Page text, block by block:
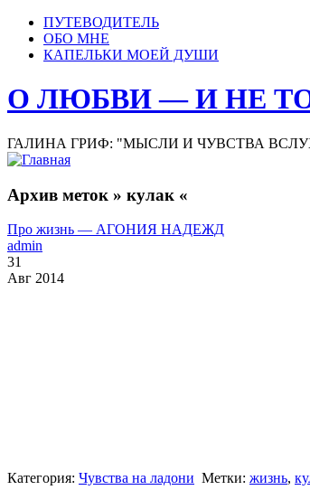
ПУТЕВОДИТЕЛЬ
ОБО МНЕ
КАПЕЛЬКИ МОЕЙ ДУШИ
О ЛЮБВИ — И НЕ
ГАЛИНА ГРИФ: "МЫСЛИ И ЧУВСТВА
Архив меток » кулак «
Про жизнь — АГОНИЯ НАДЕЖД
admin
31
Авг 2014
Категория: Чувства на ладони Метки: жизнь,